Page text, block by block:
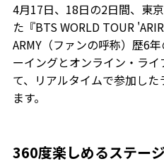
4月17日、18日の2日間、東
た『BTS WORLD TOUR
ARMY（ファンの呼称）歴6
ーイングとオンライン・ラ
て、リアルタイムで参加し
ます。
360度楽しめるステージ